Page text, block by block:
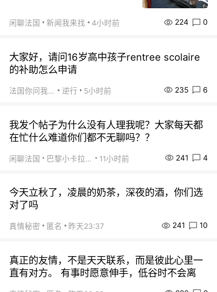
闲聊法国 新闻我来找 4小时前 224 0
大家好，请问16岁高中孩子rentree scolaire
的补助怎么申请
法国你问我答 逆行 5小时前 235 6
我发个帖子为什么没有人理我呢？大家每天都
在忙什么难道你们都不无聊吗？？
闲聊法国 巴黎小卡拉咪 11小时前 241 4
今天立秋了，凌晨的奶茶，深夜的酒，你们选
对了吗
真情秘密 匿名 昨天23:37 241 10
真正的友情，不是天天联系，而是彼此心里一
直有对方。 有事时愿意伸手，低谷时不会离